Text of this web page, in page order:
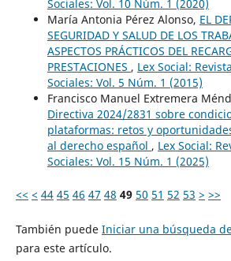
Sociales: Vol. 10 Núm. 1 (2020)
María Antonia Pérez Alonso, EL
SEGURIDAD Y SALUD DE LOS
ASPECTOS PRÁCTICOS DEL
PRESTACIONES , Lex Social:
Sociales: Vol. 5 Núm. 1 (2015)
Francisco Manuel Extremera
Directiva 2024/2831 sobre
plataformas: retos y
al derecho español , Lex Social:
Sociales: Vol. 15 Núm. 1 (2025)
<< < 44 45 46 47 48 49 50 51 52 53 > >>
También puede Iniciar una búsqueda
para este artículo.